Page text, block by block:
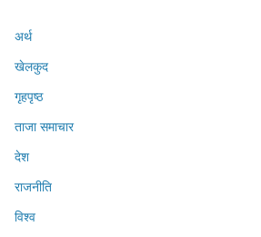
अर्थ
खेलकुद
गृहपृष्ठ
ताजा समाचार
देश
राजनीति
विश्व